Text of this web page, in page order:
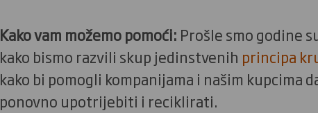
Kako vam možemo pomoći: Prošle smo godine
kako bismo razvili skup jedinstvenih principa
kako bi pomogli kompanijama i našim kupcima
ponovno upotrijebiti i reciklirati.